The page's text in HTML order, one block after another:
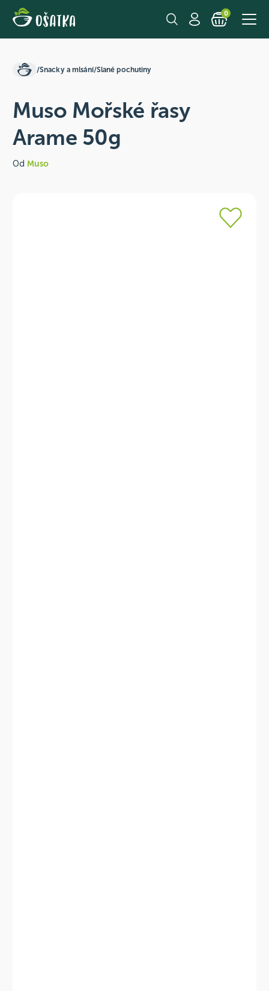
0
/Snacky a mlsání/Slané pochutiny
Muso Mořské řasy
Arame 50g
Od Muso